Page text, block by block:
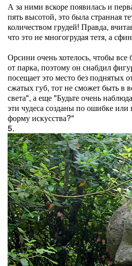
А за ними вскоре появилась и
пять высотой, это была странная
количеством грудей! Правда,
что это не многогрудая тетя, а
Орсини очень хотелось, чтобы
от парка, поэтому он снабдил
посещает это место без поднятых
сжатых губ, тот не сможет быть в
света", а еще "Будьте очень
эти чудеса созданы по ошибке или
форму искусства?"
5.